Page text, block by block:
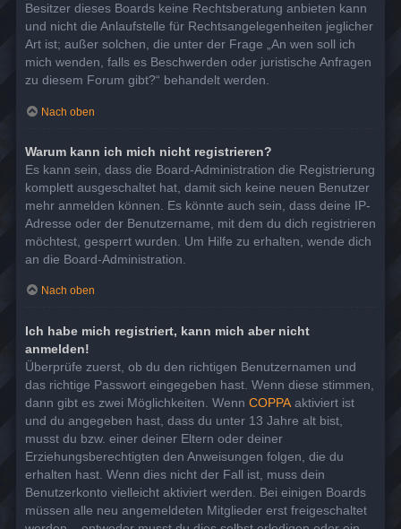
Besitzer dieses Boards keine Rechtsberatung anbieten kann
und nicht die Anlaufstelle für Rechtsangelegenheiten jeglicher
Art ist; außer solchen, die unter der Frage „An wen soll ich
mich wenden, falls es Beschwerden oder juristische Anfragen
zu diesem Forum gibt?“ behandelt werden.
Nach oben
Warum kann ich mich nicht registrieren?
Es kann sein, dass die Board-Administration die Registrierung
komplett ausgeschaltet hat, damit sich keine neuen Benutzer
mehr anmelden können. Es könnte auch sein, dass deine IP-
Adresse oder der Benutzername, mit dem du dich registrieren
möchtest, gesperrt wurden. Um Hilfe zu erhalten, wende dich
an die Board-Administration.
Nach oben
Ich habe mich registriert, kann mich aber nicht
anmelden!
Überprüfe zuerst, ob du den richtigen Benutzernamen und
das richtige Passwort eingegeben hast. Wenn diese stimmen,
dann gibt es zwei Möglichkeiten. Wenn COPPA aktiviert ist
und du angegeben hast, dass du unter 13 Jahre alt bist,
musst du bzw. einer deiner Eltern oder deiner
Erziehungsberechtigten den Anweisungen folgen, die du
erhalten hast. Wenn dies nicht der Fall ist, muss dein
Benutzerkonto vielleicht aktiviert werden. Bei einigen Boards
müssen alle neu angemeldeten Mitglieder erst freigeschaltet